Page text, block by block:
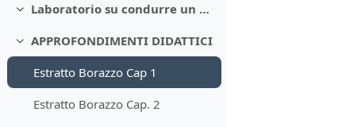
Minimizza Laboratorio su condurre un esperimento da capo a fondo
Minimizza
APPROFONDIMENTI DIDATTICI
Estratto Borazzo Cap 1
Estratto Borazzo Cap. 2